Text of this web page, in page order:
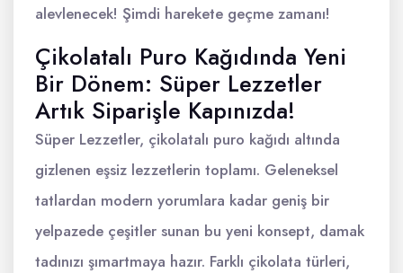
alevlenecek! Şimdi harekete geçme zamanı!
Çikolatalı Puro Kağıdında Yeni
Bir Dönem: Süper Lezzetler
Artık Siparişle Kapınızda!
Süper Lezzetler, çikolatalı puro kağıdı altında
gizlenen eşsiz lezzetlerin toplamı. Geleneksel
tatlardan modern yorumlara kadar geniş bir
yelpazede çeşitler sunan bu yeni konsept, damak
tadınızı şımartmaya hazır. Farklı çikolata türleri,